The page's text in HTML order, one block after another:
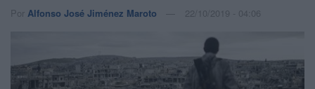
Por Alfonso José Jiménez Maroto 22/10/2019 - 04:06